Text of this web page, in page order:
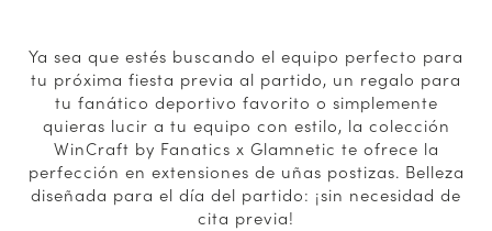
Ya sea que estés buscando el equipo perfecto para
tu próxima fiesta previa al partido, un regalo para
tu fanático deportivo favorito o simplemente
quieras lucir a tu equipo con estilo, la colección
WinCraft by Fanatics x Glamnetic te ofrece la
perfección en extensiones de uñas postizas. Belleza
diseñada para el día del partido: ¡sin necesidad de
cita previa!